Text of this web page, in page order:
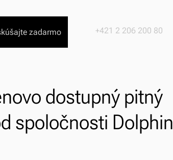
zadarmo +421 2 206 200 80
dostupný pitný
spoločnosti Dolphin